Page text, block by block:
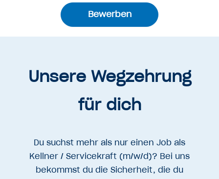
Bewerben
Unsere Wegzehrung
für dich
Du suchst mehr als nur einen Job als
Kellner / Servicekraft (m/w/d)? Bei uns
bekommst du die Sicherheit, die du